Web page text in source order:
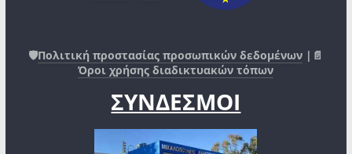
🛡️Πολιτική προστασίας προσωπικών δεδομένων |📄
Όροι χρήσης διαδικτυακών τόπων
ΣΥΝΔΕΣΜΟΙ